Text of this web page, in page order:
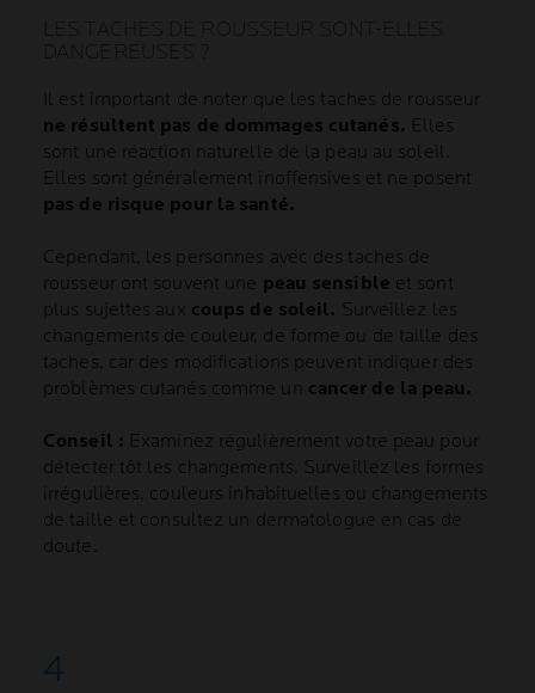
Il est important de noter que les taches de rousseur
ne résultent pas de dommages cutanés. Elles
sont une réaction naturelle de la peau au soleil.
Elles sont généralement inoffensives et ne posent
pas de risque pour la santé.
Cependant, les personnes avec des taches de
rousseur ont souvent une peau sensible et sont
plus sujettes aux coups de soleil. Surveillez les
changements de couleur, de forme ou de taille des
taches, car des modifications peuvent indiquer des
problèmes cutanés comme un cancer de la peau.
Conseil : Examinez régulièrement votre peau pour
détecter tôt les changements. Surveillez les formes
irrégulières, couleurs inhabituelles ou changements
de taille et consultez un dermatologue en cas de
doute.